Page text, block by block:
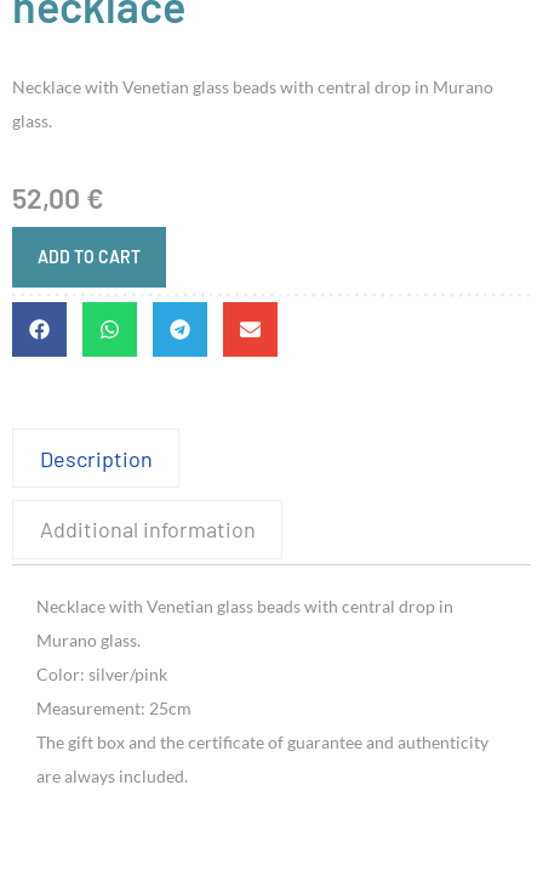
Necklace with Venetian glass beads with central drop in Murano
glass.
52,00 €
ADD TO CART
Description
Additional information
Necklace with Venetian glass beads with central drop in
Murano glass.
Color: silver/pink
Measurement: 25cm
The gift box and the certificate of guarantee and authenticity
are always included.